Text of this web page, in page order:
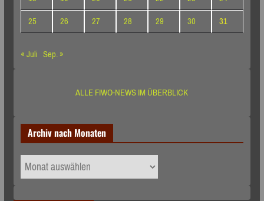
25
26 27 28 29 30
31
« Juli Sep. »
ALLE FIWO-NEWS IM ÜBERBLICK
Archiv nach Monaten
Archiv
nach